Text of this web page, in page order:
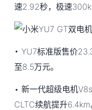
速2.92秒，极速
• YU7标准版售价
至8.5万元。
• 新一代超级电机
CLTC续航提升6.4km